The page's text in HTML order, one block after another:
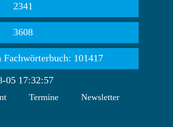
2341
3608
101417
05 17:32:57
Termine
Newsletter